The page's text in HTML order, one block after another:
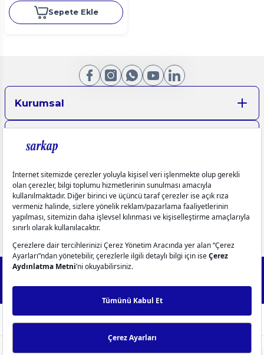
Sepete Ekle
Kurumsal
Aydınlatma Metinleri
Üyelik
Yardım
Popüler Kategoriler
İletişim Bilgilerimiz
0549 270 72 72 0549 270 72 72
2025 Forest - IdeaSoft Next © Tüm hakları saklıdır.256Bit SSL
ideasoft
ticaret
hazırlandı.